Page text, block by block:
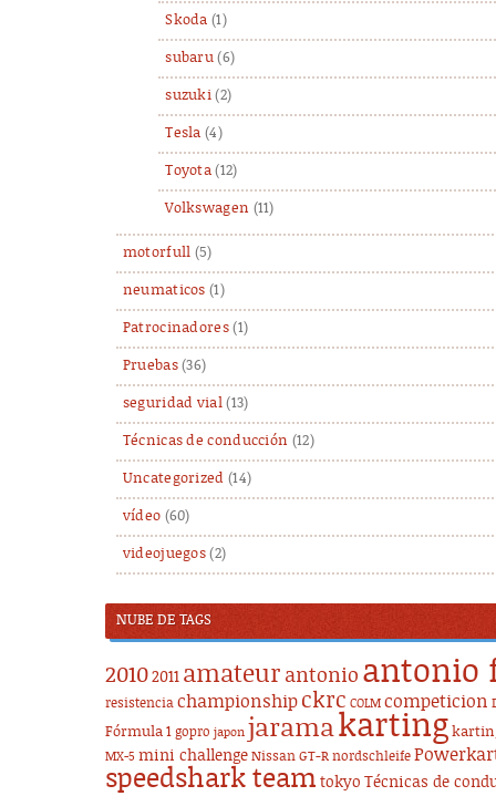
Skoda (1)
subaru (6)
suzuki (2)
Tesla (4)
Toyota (12)
Volkswagen (11)
motorfull (5)
neumaticos (1)
Patrocinadores(1)
Pruebas(36)
seguridad vial(13)
Técnicas de conducción (12)
Uncategorized (14)
vídeo (60)
videojuegos (2)
NUBE DE TAGS
20102011 amateur antonio antonio
resistencia championship ckrc COLM competicion
Fórmula 1 gopro japon jaramakarting
MX-5 mini challenge Nissan GT-R nordschleife
speedshark team tokyo Técnicas de